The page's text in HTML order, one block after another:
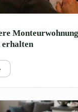
erhalten